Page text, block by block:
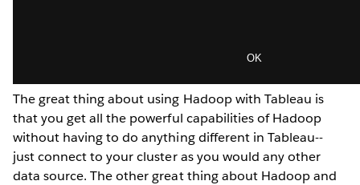
The great thing about using Hadoop with Tableau is
that you get all the powerful capabilities of Hadoop
without having to do anything different in Tableau--
just connect to your cluster as you would any other
data source. The other great thing about Hadoop and